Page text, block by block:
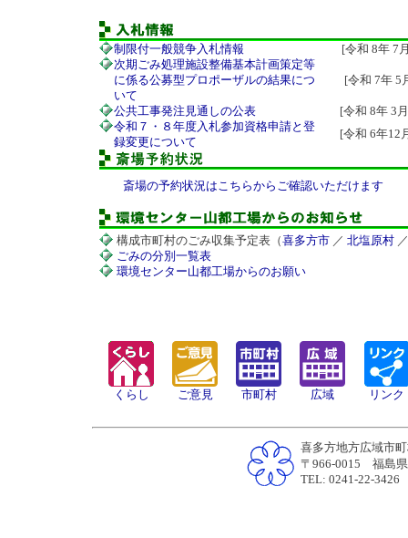
制限付一般競争入札情報
[令和 8年 7
次期ごみ処理施設整備基本計画策定等
に係る公募型プロポーザルの結果につ
いて
[令和 7年 5
公共工事発注見通しの公表
[令和 8年 3
令和７・８年度入札参加資格申請と登
録変更について
[令和 6年12
斎場の予約状況はこちらからご確認いただけます
構成市町村のごみ収集予定表（喜多方市 ／ 北塩原村
ごみの分別一覧表
環境センター山都工場からのお願い
くらし ご意見 市町村 広域 リンク
喜多方地方広域市
〒966-0015 福島県
TEL: 0241-22-